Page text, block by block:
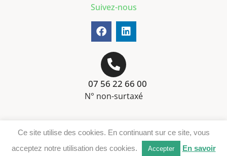
Suivez-nous
07 56 22 66 00
N° non-surtaxé
Téléchargement DER
Ce site utilise des cookies. En continuant sur ce site, vous
acceptez notre utilisation des cookies.
Accepter En savoir